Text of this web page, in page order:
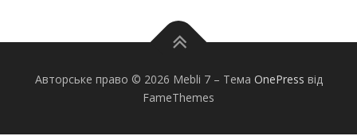
Авторське право © 2026 Mebli 7 – Тема OnePress від
FameThemes